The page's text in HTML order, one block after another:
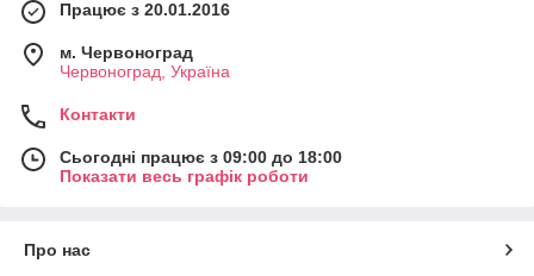
Працює з 20.01.2016
м. Червоноград
Червоноград, Україна
Контакти
Сьогодні працює з 09:00 до 18:00
Показати весь графік роботи
Про нас